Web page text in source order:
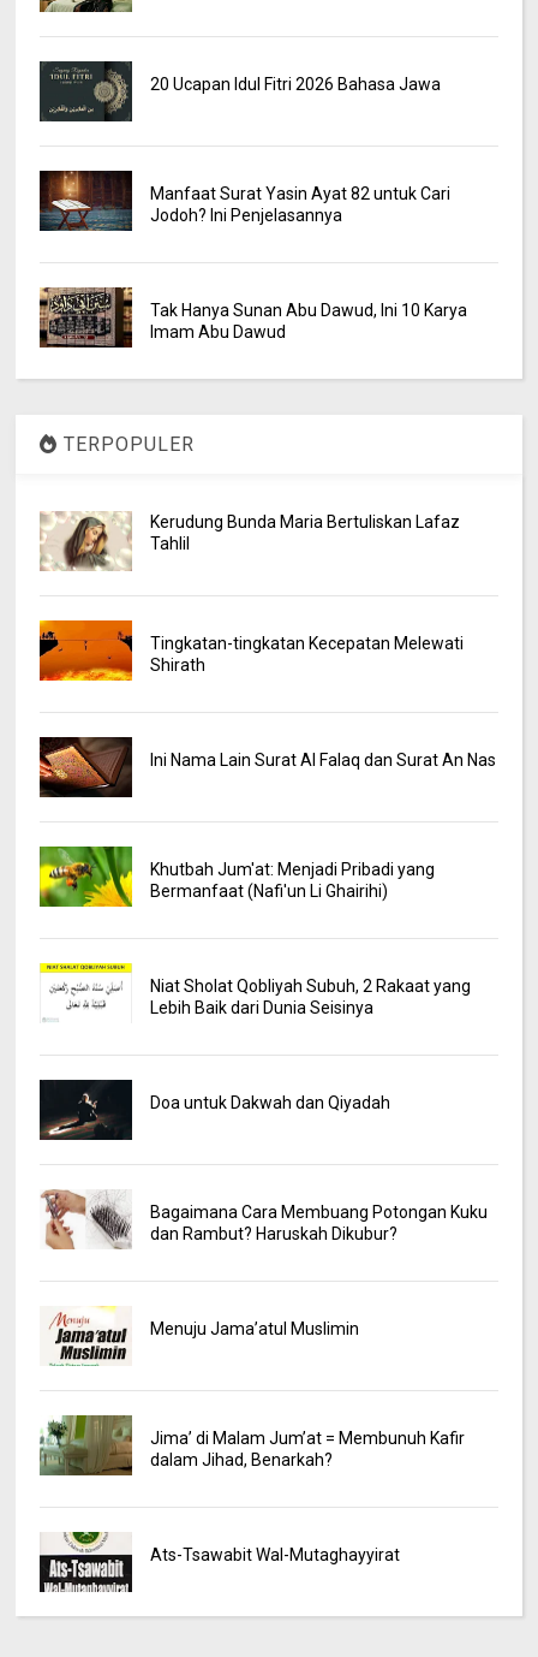
20 Ucapan Idul Fitri 2026 Bahasa Jawa
Manfaat Surat Yasin Ayat 82 untuk Cari
Jodoh? Ini Penjelasannya
Tak Hanya Sunan Abu Dawud, Ini 10 Karya
Imam Abu Dawud
TERPOPULER
Kerudung Bunda Maria Bertuliskan Lafaz
Tahlil
Tingkatan-tingkatan Kecepatan Melewati
Shirath
Ini Nama Lain Surat Al Falaq dan Surat An Nas
Khutbah Jum'at: Menjadi Pribadi yang
Bermanfaat (Nafi'un Li Ghairihi)
Niat Sholat Qobliyah Subuh, 2 Rakaat yang
Lebih Baik dari Dunia Seisinya
Doa untuk Dakwah dan Qiyadah
Bagaimana Cara Membuang Potongan Kuku
dan Rambut? Haruskah Dikubur?
Menuju Jama’atul Muslimin
Jima’ di Malam Jum’at = Membunuh Kafir
dalam Jihad, Benarkah?
Ats-Tsawabit Wal-Mutaghayyirat